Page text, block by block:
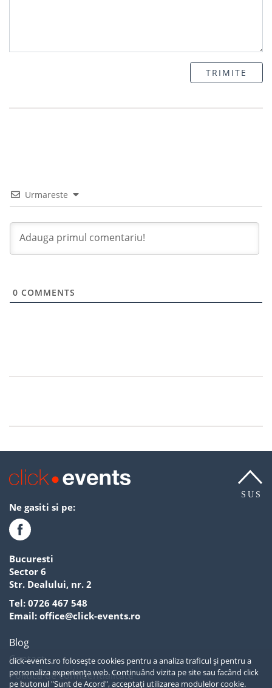
click-events.ro folosește cookies pentru a analiza traficul și pentru a
personaliza experiența web. Continuând vizita pe site sau facând click
pe butonul "Sunt de Acord", acceptați utilizarea modulelor cookie.
TRIMITE
Urmareste
0 COMMENTS
SUS
Ne gasiti si pe:
Bucuresti
Sector 6
Str. Dealului, nr. 2
Tel: 0726 467 548
Email: office@click-events.ro
Blog
Contact
Politica de confidentialitate